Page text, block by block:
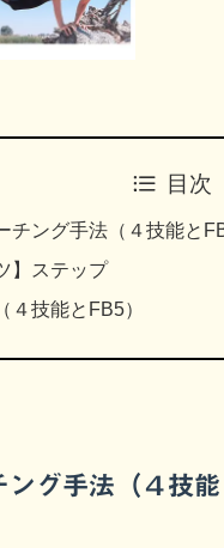
目次
チング手法（４技能と
】ステップ
４技能とFB5）
グ手法（４技